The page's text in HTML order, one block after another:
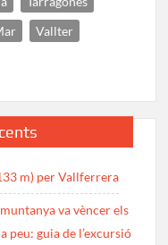
Vallter
m) per Vallferrera
va vèncer els
peu: guia de l’excursió